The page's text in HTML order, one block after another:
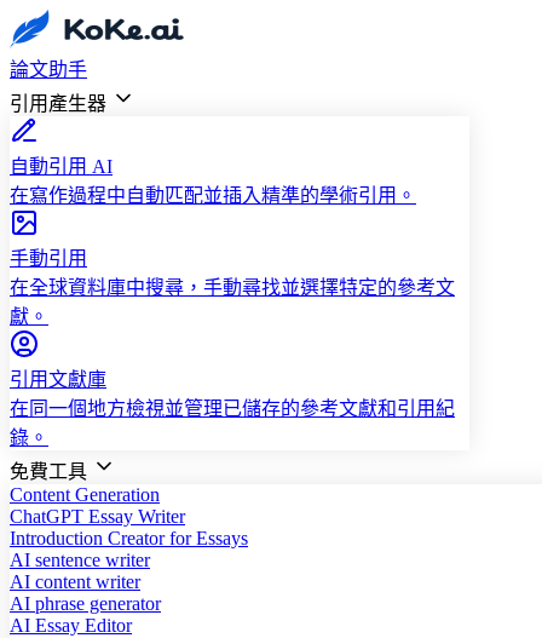
論文助手
引用產生器
自動引用 AI
在寫作過程中自動匹配並插入精準的學術引用。
手動引用
在全球資料庫中搜尋，手動尋找並選擇特定的參考文
獻。
引用文獻庫
在同一個地方檢視並管理已儲存的參考文獻和引用紀
錄。
免費工具
Content Generation
ChatGPT Essay Writer
Introduction Creator for Essays
AI sentence writer
AI content writer
AI phrase generator
AI Essay Editor